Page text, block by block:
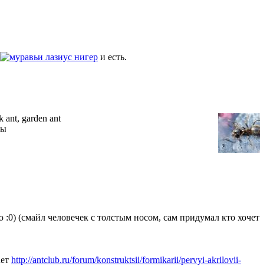
лазиус нигер и есть.
ant, garden ant
(смайл человечек с толстым носом, сам придумал кто хочет
http://antclub.ru/forum/konstruktsii/formikarii/pervyi-akrilovii-